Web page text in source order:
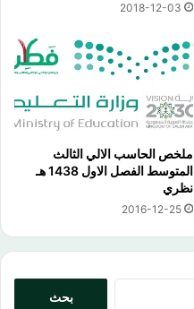
2018-12-03
ملخص الحاسب الالي الثالث
المتوسط الفصل الاول 1438 هـ
نظري
2016-12-25